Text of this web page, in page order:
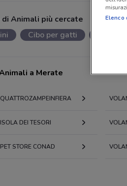
Animali più cercate
Cibo per gatti
a Merate
DEI TESORI
STORE CONAD
Elenco